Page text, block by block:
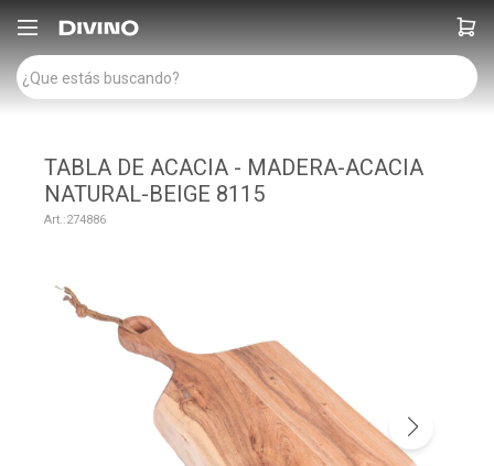

TABLA DE ACACIA - MADERA-ACACIA
NATURAL-BEIGE 8115
274886